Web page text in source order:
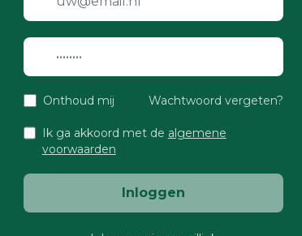
Onthoud mij Wachtwoord vergeten?
Ik ga akkoord met de algemene
voorwaarden
Inloggen